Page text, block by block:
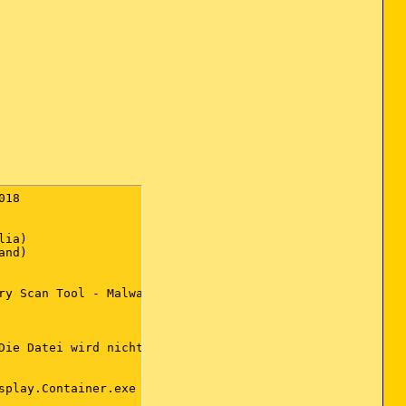
[2018-10-19]
FF Extension: (Avast Online Security) - C:\Users\Borrelia\AppData\Roaming\Mozilla\Firefox\Profiles\38wl0l0n.default\Extensions\wrc@avast.com.xpi [2018-10-28]
FF Extension: (ImTranslator: Translator, Di